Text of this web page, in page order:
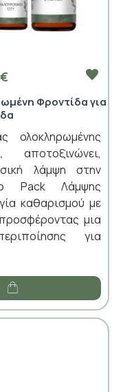
Φροντίδα για
ολοκληρωμένης
λάμψη στην
Pack Λάμψης
καθαρισμού με
μια
για